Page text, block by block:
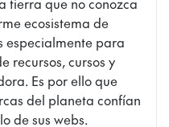
tierra que no conozca
ecosistema de
especialmente para
recursos, cursos y
Es por ello que
del planeta confían
de sus webs.